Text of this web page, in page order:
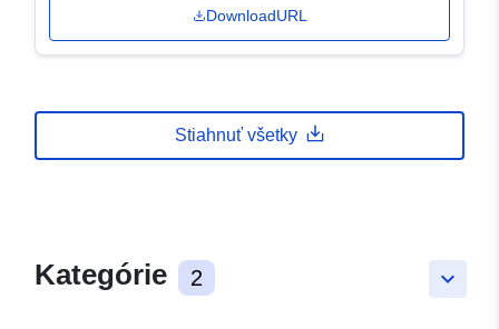
DownloadURL
Stiahnuť všetky
keyboard_arrow_down
Kategórie 2